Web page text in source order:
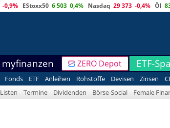
-0,9% EStoxx50 6 503 0,4% Nasdaq 29 373 -0,4% Öl
myfinanzen ZERO Depot ETF-
Fonds ETF Anleihen Rohstoffe Devisen Zinsen
Listen Termine Dividenden Börse-Social Female